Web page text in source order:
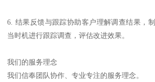
6. 结果反馈与跟踪协助客户理解调查结果，
当时机进行跟踪调查，评估改进效果。
我们的服务理念
我们信奉团队协作、专业专注的服务理念。